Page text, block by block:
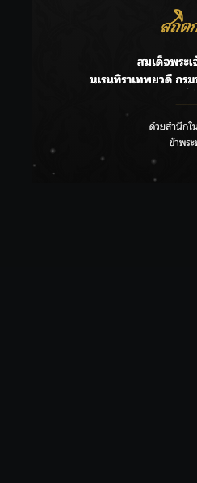
ลาโลกนี้ ให้ใส่บาตรสิ่ง
ราชเลขานุการในพระ
ทรายใต้ เสริมความมั่น
ตรอง “G.O.A.T”
กรมชลฯ เกาะติดฝนทั่ว